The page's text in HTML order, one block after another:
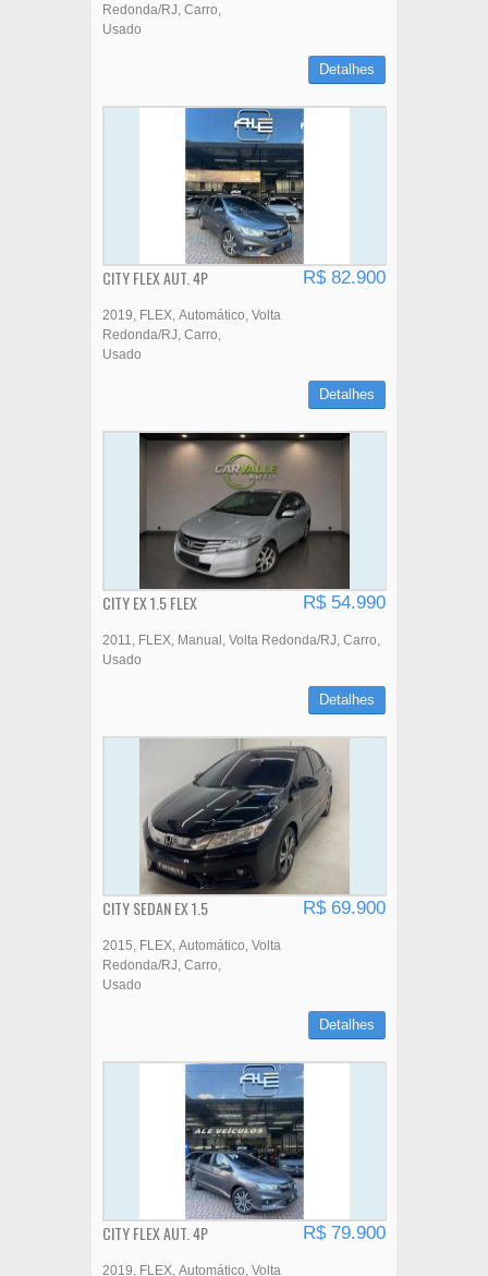
Redonda/RJ Carro
Usado
Detalhes
CITY FLEX AUT. 4P R$ 82.900
2019 FLEX Automático Volta
Redonda/RJ Carro
Usado
Detalhes
CITY EX 1.5 FLEX R$ 54.990
2011 FLEX Manual Volta Redonda/RJ Carro
Usado
Detalhes
CITY SEDAN EX 1.5 R$ 69.900
2015 FLEX Automático Volta
Redonda/RJ Carro
Usado
Detalhes
CITY FLEX AUT. 4P R$ 79.900
2019 FLEX Automático Volta